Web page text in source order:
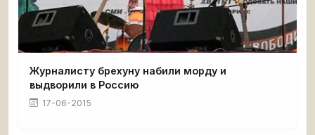
Журналисту брехуну набили морду и
выдворили в Россию
17-06-2015